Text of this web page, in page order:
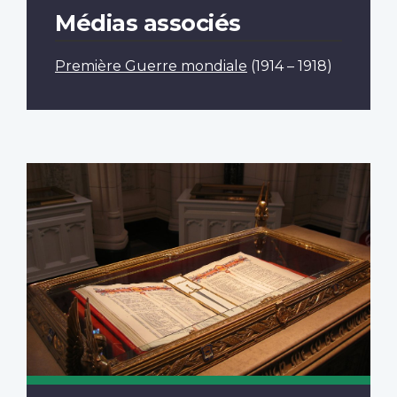
Médias associés
Première Guerre mondiale (1914 – 1918)